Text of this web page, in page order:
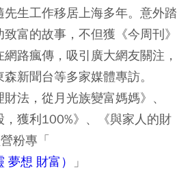
生工作移居上海多年。意外踏
富的故事，不但獲《今周刊》
路瘋傳，吸引廣大網友關注，
新聞台等多家媒體專訪。
法，從月光族變富媽媽》、
，獲利100%》、《與家人的財
粉專「
想 財富）
」